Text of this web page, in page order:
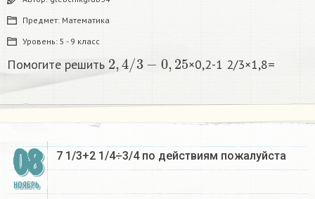
Предмет: Математика
Уровень: 5 - 9 класс
Помогите решить
2 4 3− 25
×0,2-1 2/3×1,8=
08
НОЯБРЬ
7 1/3+2 1/4÷3/4 по действиям пожалуйста